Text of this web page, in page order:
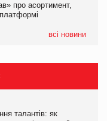
про асортимент,
всі новини
магазинів
талантів: як